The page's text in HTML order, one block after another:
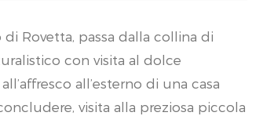
Rovetta, passa dalla collina di
con visita al dolce
all’esterno di una casa
visita alla preziosa piccola